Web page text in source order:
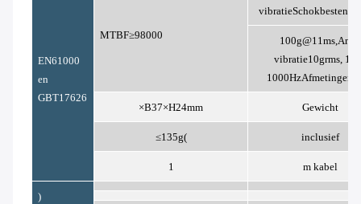
EN61000
en
GBT17626
MTBF≥98000
vibratie
100g@11ms,Anti-
vibratie10grms, 10
1000HzAfmetingen
×B37×H24mm Gewicht
≤135g( inclusief
1 m kabel
)